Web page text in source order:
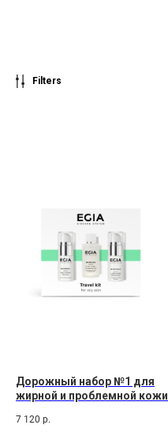
Filters
Дорожный набор №1 для
жирной и проблемной кожи
7 120 р.